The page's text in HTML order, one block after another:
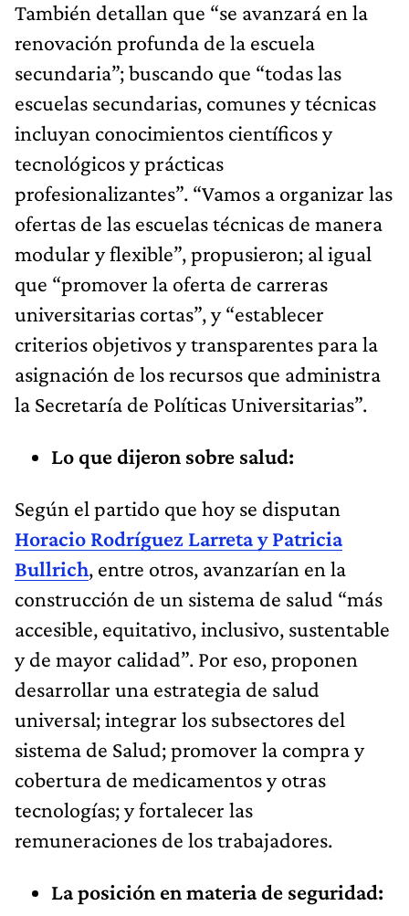
También detallan que “se avanzará en la
renovación profunda de la escuela
secundaria”; buscando que “todas las
escuelas secundarias, comunes y técnicas
incluyan conocimientos científicos y
tecnológicos y prácticas
profesionalizantes”. “Vamos a organizar las
ofertas de las escuelas técnicas de manera
modular y flexible”, propusieron; al igual
que “promover la oferta de carreras
universitarias cortas”, y “establecer
criterios objetivos y transparentes para la
asignación de los recursos que administra
la Secretaría de Políticas Universitarias”.
Lo que dijeron sobre salud:
Según el partido que hoy se disputan
Horacio Rodríguez Larreta y Patricia
Bullrich, entre otros, avanzarían en la
construcción de un sistema de salud “más
accesible, equitativo, inclusivo, sustentable
y de mayor calidad”. Por eso, proponen
desarrollar una estrategia de salud
universal; integrar los subsectores del
sistema de Salud; promover la compra y
cobertura de medicamentos y otras
tecnologías; y fortalecer las
remuneraciones de los trabajadores.
La posición en materia de seguridad: